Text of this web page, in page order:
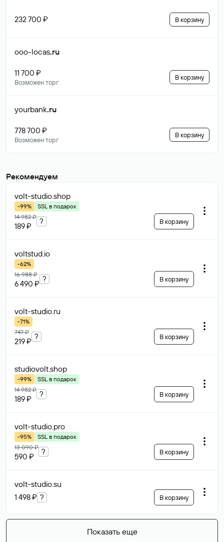
232 700 ₽ В корзину
ooo-locas.ru
11 700 ₽
Возможен торг
В корзину
yourbank.ru
778 700 ₽
Возможен торг
В корзину
Рекомендуем
volt-studio.shop
-99%
SSL в подарок
14 982 ₽
189 ₽
? В корзину
voltstud.io
-62%
16 988 ₽
6 490 ₽
? В корзину
volt-studio.ru
-71%
747 ₽
219 ₽
? В корзину
studiovolt.shop
-99%
SSL в подарок
14 982 ₽
189 ₽
? В корзину
volt-studio.pro
-95%
SSL в подарок
13 090 ₽
590 ₽
? В корзину
volt-studio.su
1 498 ₽ ? В корзину
Показать еще